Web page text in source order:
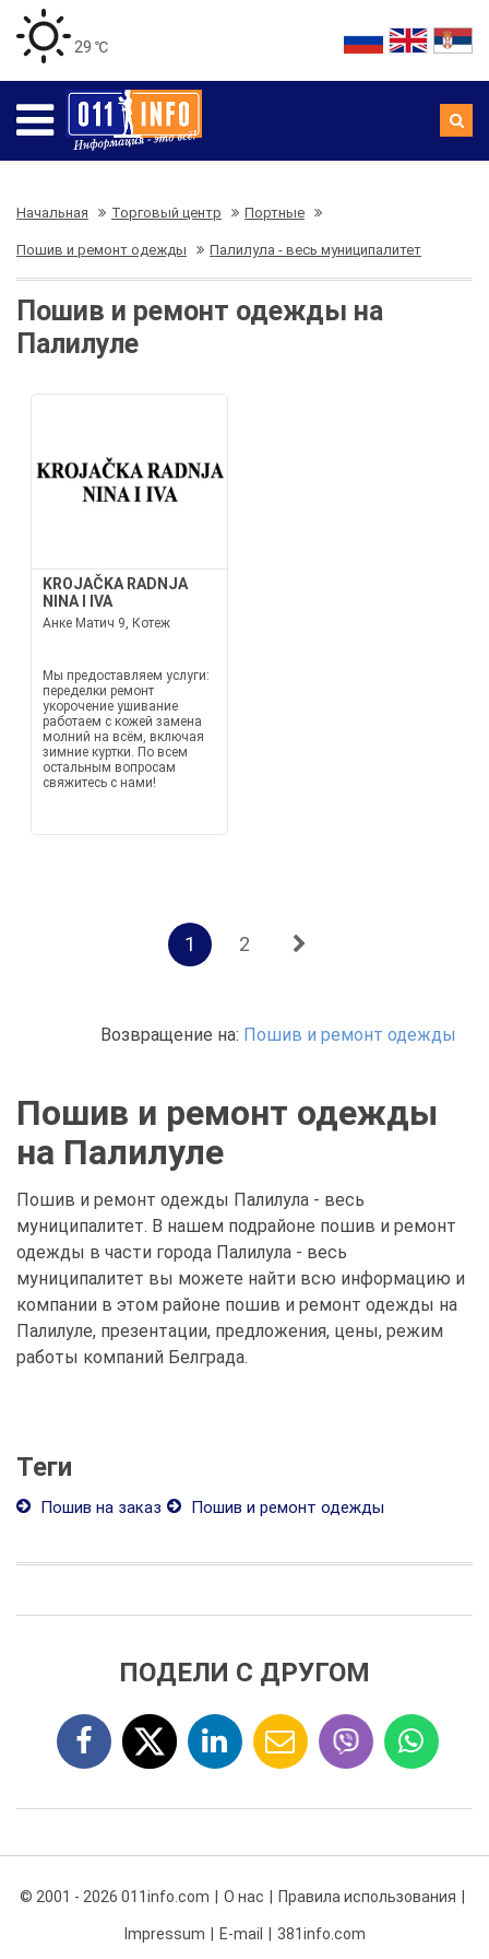
29 ℃
Начальная Торговый центр Портные
Пошив и ремонт одежды Палилула - весь муниципалитет
Пошив и ремонт одежды на
Палилуле
KROJAČKA RADNJA
NINA I IVA
Анке Матич 9, Котеж
Мы предоставляем услуги:
переделки ремонт
укорочение ушивание
работаем с кожей замена
молний на всём, включая
зимние куртки. По всем
остальным вопросам
свяжитесь с нами!
1 2
Возвращение на: Пошив и ремонт одежды
Пошив и ремонт одежды
на Палилуле
Пошив и ремонт одежды Палилула - весь
муниципалитет. В нашем подрайоне пошив и ремонт
одежды в части города Палилула - весь
муниципалитет вы можете найти всю информацию и
компании в этом районе пошив и ремонт одежды на
Палилуле, презентации, предложения, цены, режим
работы компаний Белграда.
Теги
Пошив на заказ Пошив и ремонт одежды
ПОДЕЛИ С ДРУГОМ
© 2001 - 2026 011info.com О нас Правила использования
Impressum E-mail 381info.com